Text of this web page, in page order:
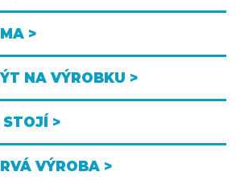
>
NA VÝROBKU >
STOJÍ >
VÝROBA >